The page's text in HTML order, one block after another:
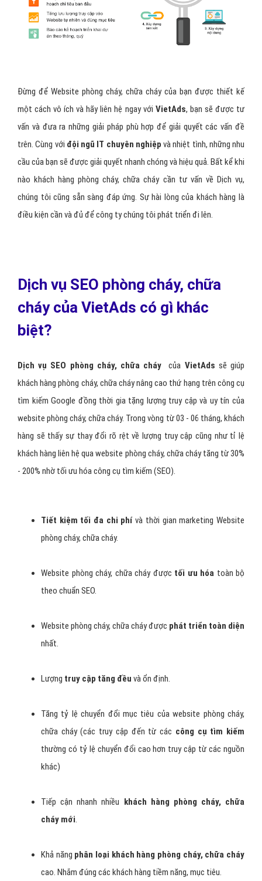
Đừng để Website phòng cháy, chữa cháy của bạn được thiết kế
một cách vô ích và hãy liên hệ ngay với VietAds, bạn sẽ được tư
vấn và đưa ra những giải pháp phù hợp để giải quyết các vấn đề
trên. Cùng với đội ngũ IT chuyên nghiệp và nhiệt tình, những nhu
cầu của bạn sẽ được giải quyết nhanh chóng và hiệu quả. Bất kể khi
nào khách hàng phòng cháy, chữa cháy cần tư vấn về Dịch vụ,
chúng tôi cũng sẵn sàng đáp ứng. Sự hài lòng của khách hàng là
điều kiện cần và đủ để công ty chúng tôi phát triển đi lên.
Dịch vụ SEO phòng cháy, chữa
cháy của VietAds có gì khác
biệt?
Dịch vụ SEO phòng cháy, chữa cháy của VietAds sẽ giúp
khách hàng phòng cháy, chữa cháy nâng cao thứ hạng trên công cụ
tìm kiếm Google đồng thời gia tặng lượng truy cập và uy tín của
website phòng cháy, chữa cháy. Trong vòng từ 03 - 06 tháng, khách
hàng sẽ thấy sự thay đổi rõ rệt về lượng truy cập cũng như tỉ lệ
khách hàng liên hệ qua website phòng cháy, chữa cháy tăng từ 30%
- 200% nhờ tối ưu hóa công cụ tìm kiếm (SEO).
Tiết kiệm tối đa chi phívà thời gian marketing Website
phòng cháy, chữa cháy.
Website phòng cháy, chữa cháy được tối ưu hóa toàn bộ
theo chuẩn SEO.
Website phòng cháy, chữa cháy được phát triển toàn diện
nhất.
Lượng truy cập tăng đều và ổn định.
Tăng tỷ lệ chuyển đổi mục tiêu của website phòng cháy,
chữa cháy (các truy cập đến từ các công cụ tìm kiếm
thường có tỷ lệ chuyển đổi cao hơn truy cập từ các nguồn
khác)
Tiếp cận nhanh nhiều khách hàng phòng cháy, chữa
cháy mới.
Khả năng phân loại khách hàng phòng cháy, chữa cháy
cao. Nhắm đúng các khách hàng tiềm năng, mục tiêu.